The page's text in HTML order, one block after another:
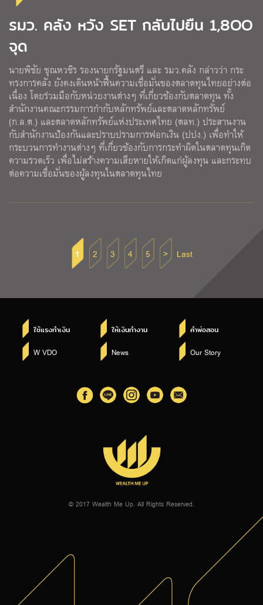
รมว. คลัง หวัง SET กลับไปยืน 1,8OO
จุด
นายพิชัย ชุณหวชิร รองนายกรัฐมนตรี และ รมว.คลัง กล่าวว่า กระ
ทรงการคลัง ยังคงเดินหน้าฟื้นความเชื่อมั่นของตลาดทุนไทยอย่างต่อ
เนื่อง โดยร่วมมือกับหน่วยงานต่างๆ ที่เกี่ยวข้องกับตลาดทุน ทั้ง
สำนักงานคณะกรรมการกำกับหลักทรัพย์และตลาดหลักทรัพย์
(ก.ล.ต.) และตลาดหลักทรัพย์แห่งประเทศไทย (ตลท.) ประสานงาน
กับสำนักงานป้องกันและปราบปรามการฟอกเงิน (ปปง.) เพื่อทำให้
กระบวนการทำงานต่างๆ ที่เกี่ยวข้องกับการกระทำผิดในตลาดทุนเกิด
ความรวดเร็ว เพื่อไม่สร้างความเสียหายให้เกิดแก่ผู้ลงทุน และกระทบ
ต่อความเชื่อมั่นของผู้ลงทุนในตลาดทุนไทย
1 2 3 4 5 > Last
ใช้แรงทำเงิน ให้เงินทำงาน คำพ่อสอน
W VDO News Our Story
© 2017 Wealth Me Up. All Rights Reserved.